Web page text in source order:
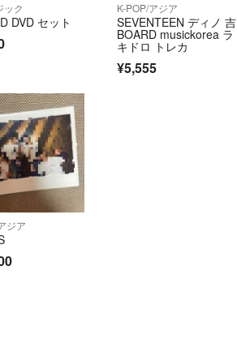
ック
DVD セット
K-POP/アジア
SEVENTEEN ディノ 吉
BOARD musickorea ラ
キドロ トレカ
¥5,555
ジア